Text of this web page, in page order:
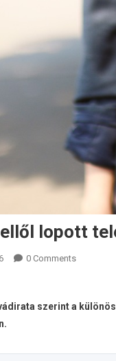
lopott
0 Comments
szerint a